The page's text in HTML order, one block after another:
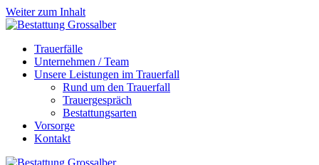
Weiter zum Inhalt
Trauerfälle
Unternehmen / Team
Unsere Leistungen im Trauerfall
Rund um den Trauerfall
Trauergespräch
Bestattungsarten
Vorsorge
Kontakt